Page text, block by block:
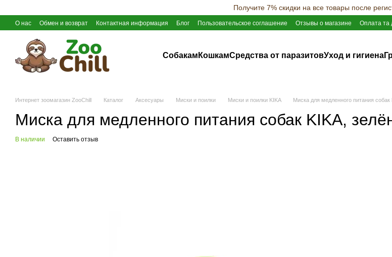
Получите 7% скидки на все товары после
О нас Обмен и возврат Контактная информация Блог Пользовательское соглашение Отзывы о магазине Оплата та
Собакам КошкамСредства от паразитовУход и гигиена
Интернет зоомагазин ZooChill Каталог Аксесуары Миски и поилки Миски и поилки KIKA Миска для медленного питания собак
Миска для медленного питания собак KIKA,
В наличии Оставить отзыв